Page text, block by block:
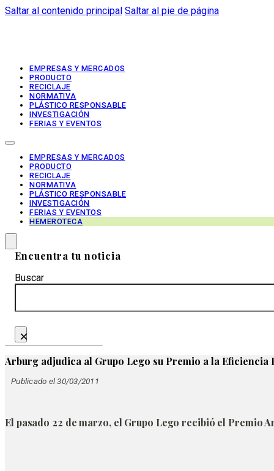
Saltar al contenido principal Saltar al pie de página
EMPRESAS Y MERCADOS
PRODUCTO
RECICLAJE
NORMATIVA
PLÁSTICO RESPONSABLE
INVESTIGACIÓN
FERIAS Y EVENTOS
EMPRESAS Y MERCADOS
PRODUCTO
RECICLAJE
NORMATIVA
PLÁSTICO RESPONSABLE
INVESTIGACIÓN
FERIAS Y EVENTOS
HEMEROTECA
Encuentra tu noticia
Buscar
×
Arburg adjudica al Grupo Lego su Premio a la Eficiencia
Publicado el 30/03/2011
El pasado 22 de marzo, el Grupo Lego recibió el